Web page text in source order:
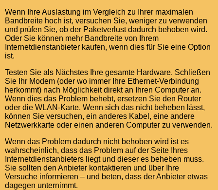
Wenn Ihre Auslastung im Vergleich zu Ihrer maximalen
Bandbreite hoch ist, versuchen Sie, weniger zu verwenden
und prüfen Sie, ob der Paketverlust dadurch behoben wird.
Oder Sie können mehr Bandbreite von Ihrem
Internetdienstanbieter kaufen, wenn dies für Sie eine Option
ist.
Testen Sie als Nächstes Ihre gesamte Hardware. Schließen
Sie Ihr Modem (oder wo immer Ihre Ethernet-Verbindung
herkommt) nach Möglichkeit direkt an Ihren Computer an.
Wenn dies das Problem behebt, ersetzen Sie den Router
oder die WLAN-Karte. Wenn sich das nicht beheben lässt,
können Sie versuchen, ein anderes Kabel, eine andere
Netzwerkkarte oder einen anderen Computer zu verwenden.
Wenn das Problem dadurch nicht behoben wird ist es
wahrscheinlich, dass das Problem auf der Seite Ihres
Internetdienstanbieters liegt und dieser es beheben muss.
Sie sollten den Anbieter kontaktieren und über Ihre
Versuche informieren – und beten, dass der Anbieter etwas
dagegen unternimmt.